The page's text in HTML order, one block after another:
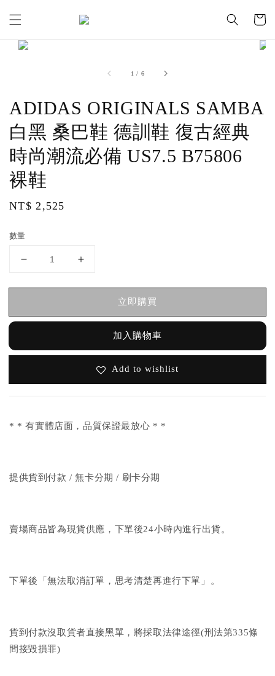
1 / 6
ADIDAS ORIGINALS SAMBA
白黑 桑巴鞋 德訓鞋 復古經典
時尚潮流必備 US7.5 B75806
裸鞋
Regular
NT$ 2,525
數量
立即購買
加入購物車
Add to wishlist
* * 有實體店面，品質保證最放心 * *
提供貨到付款 / 無卡分期 / 刷卡分期
賣場商品皆為現貨供應，下單後24小時內進行出貨。
下單後「無法取消訂單，思考清楚再進行下單」。
貨到付款沒取貨者直接黑單，將採取法律途徑(刑法第335條
間接毀損罪)